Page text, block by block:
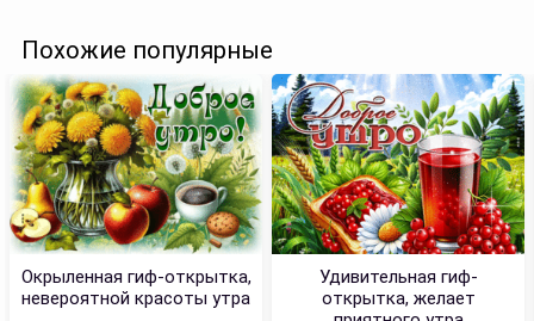
Похожие популярные
Окрыленная гиф-открытка,
невероятной красоты утра
Удивительная гиф-
открытка, желает